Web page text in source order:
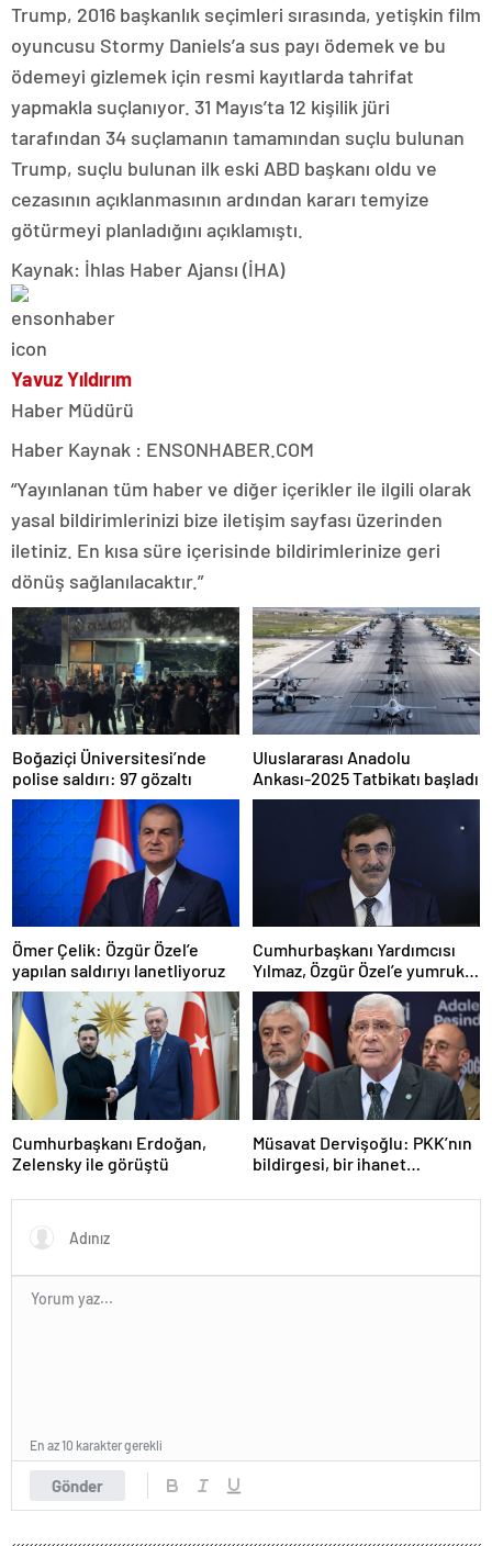
Trump, 2016 başkanlık seçimleri sırasında, yetişkin film
oyuncusu Stormy Daniels’a sus payı ödemek ve bu
ödemeyi gizlemek için resmi kayıtlarda tahrifat
yapmakla suçlanıyor. 31 Mayıs’ta 12 kişilik jüri
tarafından 34 suçlamanın tamamından suçlu bulunan
Trump, suçlu bulunan ilk eski ABD başkanı oldu ve
cezasının açıklanmasının ardından kararı temyize
götürmeyi planladığını açıklamıştı.
Kaynak: İhlas Haber Ajansı (İHA)
Yavuz Yıldırım
Haber Müdürü
Haber Kaynak : ENSONHABER.COM
“Yayınlanan tüm haber ve diğer içerikler ile ilgili olarak
yasal bildirimlerinizi bize iletişim sayfası üzerinden
iletiniz. En kısa süre içerisinde bildirimlerinize geri
dönüş sağlanılacaktır.”
Boğaziçi Üniversitesi’nde
polise saldırı: 97 gözaltı
Uluslararası Anadolu
Ankası-2025 Tatbikatı başladı
Ömer Çelik: Özgür Özel’e
yapılan saldırıyı lanetliyoruz
Cumhurbaşkanı Yardımcısı
Yılmaz, Özgür Özel’e yumruklu
saldırıyı kınadı
Cumhurbaşkanı Erdoğan,
Zelensky ile görüştü
Müsavat Dervişoğlu: PKK’nın
bildirgesi, bir ihanet
Gönder
En az 10 karakter gerekli